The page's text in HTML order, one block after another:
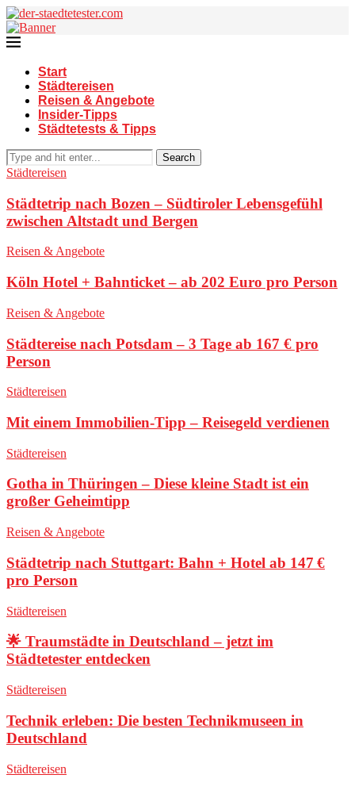
Start
Städtereisen
Reisen & Angebote
Insider-Tipps
Städtetests & Tipps
Search
Städtereisen
Städtetrip nach Bozen – Südtiroler Lebensgefühl
zwischen Altstadt und Bergen
Reisen & Angebote
Köln Hotel + Bahnticket – ab 202 Euro pro Person
Reisen & Angebote
Städtereise nach Potsdam – 3 Tage ab 167 € pro
Person
Städtereisen
Mit einem Immobilien-Tipp – Reisegeld verdienen
Städtereisen
Gotha in Thüringen – Diese kleine Stadt ist ein
großer Geheimtipp
Reisen & Angebote
Städtetrip nach Stuttgart: Bahn + Hotel ab 147 €
pro Person
Städtereisen
🌟 Traumstädte in Deutschland – jetzt im
Städtetester entdecken
Städtereisen
Technik erleben: Die besten Technikmuseen in
Deutschland
Städtereisen